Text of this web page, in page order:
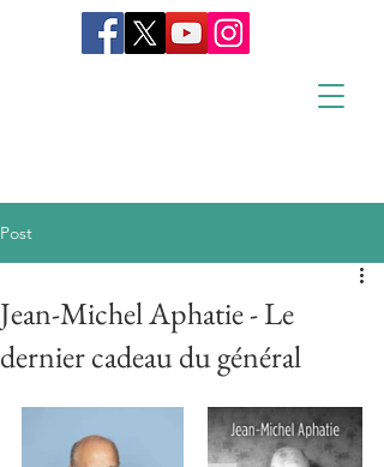
Post
Jean-Michel Aphatie - Le
dernier cadeau du général